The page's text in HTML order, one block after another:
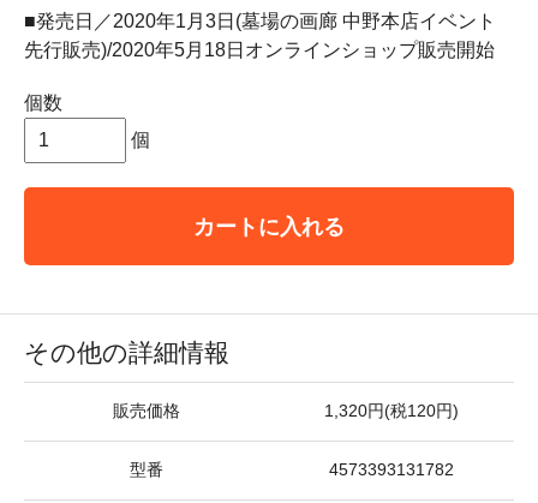
■発売日／2020年1月3日(墓場の画廊 中野本店イベント
先行販売)/2020年5月18日オンラインショップ販売開始
個数
個
カートに入れる
その他の詳細情報
販売価格 1,320円(税120円)
型番 4573393131782